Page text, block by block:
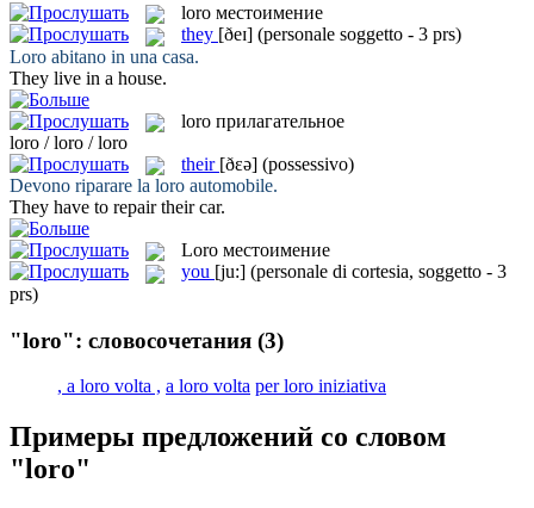
loro местоимение
they [ðeɪ] (personale soggetto - 3 prs)
Loro abitano in una casa.
They live in a house.
loro прилагательное
loro / loro / loro
their [ðɛə] (possessivo)
Devono riparare la loro automobile.
They have to repairtheircar.
Loro местоимение
you [ju:] (personale di cortesia, soggetto - 3
prs)
"loro": словосочетания (3)
, a loro volta , a loro volta per loro iniziativa
Примеры предложений со словом
"loro"